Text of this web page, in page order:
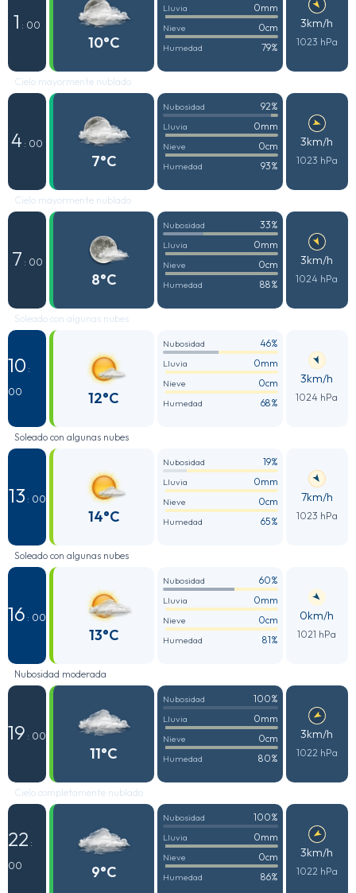
1 : 00
10°C
Lluvia 0mm
Nieve 0cm
Humedad 79%
3km/h
1023 hPa
Cielo mayormente nublado
4 : 00
7°C
Nubosidad 92%
Lluvia 0mm
Nieve 0cm
Humedad 93%
3km/h
1023 hPa
Cielo mayormente nublado
7 : 00
8°C
Nubosidad 33%
Lluvia 0mm
Nieve 0cm
Humedad 88%
3km/h
1024 hPa
Soleado con algunas nubes
10 :
00
12°C
Nubosidad 46%
Lluvia 0mm
Nieve 0cm
Humedad 68%
3km/h
1024 hPa
Soleado con algunas nubes
13 : 00
14°C
Nubosidad 19%
Lluvia 0mm
Nieve 0cm
Humedad 65%
7km/h
1023 hPa
Soleado con algunas nubes
16 : 00
13°C
Nubosidad 60%
Lluvia 0mm
Nieve 0cm
Humedad 81%
0km/h
1021 hPa
Nubosidad moderada
19 : 00
11°C
Nubosidad 100%
Lluvia 0mm
Nieve 0cm
Humedad 80%
3km/h
1022 hPa
Cielo completamente nublado
22 :
00
9°C
Nubosidad 100%
Lluvia 0mm
Nieve 0cm
Humedad 86%
3km/h
1022 hPa